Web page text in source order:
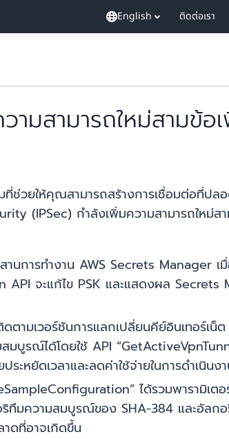
English ติดต่อเรา
มสามารถใหม่สามข้
ช่วยให้คุณสามารถสร้างการเชื่อมต่อที่ป
(IPSec) กำลังเพิ่มความสามารถใหม่ส
านการทำงาน AWS Secrets Manager เ
จะแก้ไข PSK และแสดงผล
ามเวอร์ชันการแลกเปลี่ยนคีย์อินเทอร์เน็
บูรณ์ได้โดยใช้ API
หยัดเวลาและลดค่าใช้จ่ายในการดำเนินง
ได้รวมพารามิเต
มความสมบูรณ์ของ SHA-384 และอัลก
ดที่อาจเกิดขึ้น